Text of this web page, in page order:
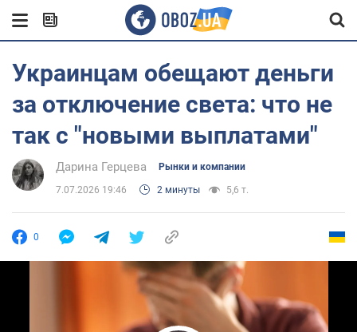
Украинцам обещают деньги
за отключение света: что не
так с "новыми выплатами"
Дарина Герцева Рынки и компании
7.07.2026 19:46 2 минуты 5,6 т.
0